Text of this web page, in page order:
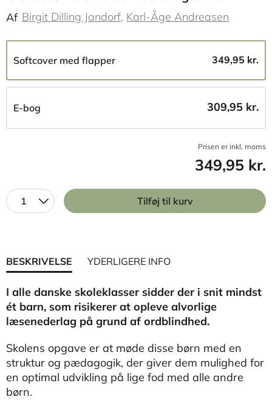
Af Birgit Dilling Jandorf Karl-Åge Andreasen
Softcover med flapper 349,95 kr.
E-bog 309,95 kr.
Prisen er inkl, moms
349,95 kr.
1 Tilføj til kurv
BESKRIVELSE YDERLIGERE INFO
I alle danske skoleklasser sidder der i snit mindst
ét barn, som risikerer at opleve alvorlige
læsenederlag på grund af ordblindhed.
Skolens opgave er at møde disse børn med en
struktur og pædagogik, der giver dem mulighed for
en optimal udvikling på lige fod med alle andre
børn.